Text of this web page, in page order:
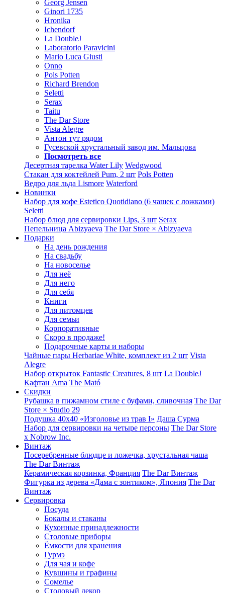
Georg Jensen
Ginori 1735
Hronika
Ichendorf
La DoubleJ
Laboratorio Paravicini
Mario Luca Giusti
Onno
Pols Potten
Richard Brendon
Seletti
Serax
Taitu
The Dar Store
Vista Alegre
Антон тут рядом
Гусевской хрустальный завод им. Мальцова
Посмотреть все
Десертная тарелка Water Lily Wedgwood
Стакан для коктейлей Pum, 2 шт Pols Potten
Ведро для льда Lismore Waterford
Новинки
Набор для кофе Estetico Quotidiano (6 чашек с ложками)
Seletti
Набор блюд для сервировки Lips, 3 шт Serax
Пепельница Abizyaeva The Dar Store × Abizyaeva
Подарки
На день рождения
На свадьбу
На новоселье
Для неё
Для него
Для себя
Книги
Для питомцев
Для семьи
Корпоративные
Скоро в продаже!
Подарочные карты и наборы
Чайные пары Herbariae White, комплект из 2 шт Vista
Alegre
Набор открыток Fantastic Creatures, 8 шт La DoubleJ
Кафтан Ama The Mató
Скидки
Рубашка в пижамном стиле с буфами, сливочная The Dar
Store × Studio 29
Подушка 40x40 «Изголовье из трав I» Даша Сурма
Набор для сервировки на четыре персоны The Dar Store
х Nobrow Inc.
Винтаж
Посеребренные блюдце и ложечка, хрустальная чаша
The Dar Винтаж
Керамическая корзинка, Франция The Dar Винтаж
Фигурка из дерева «Дама с зонтиком», Япония The Dar
Винтаж
Сервировка
Посуда
Бокалы и стаканы
Кухонные принадлежности
Столовые приборы
Ëмкости для хранения
Гурмэ
Для чая и кофе
Кувшины и графины
Сомелье
Столовый декор